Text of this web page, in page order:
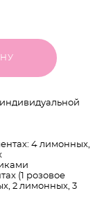
4 лимонных,
(1 розовое
2 лимонных, 3